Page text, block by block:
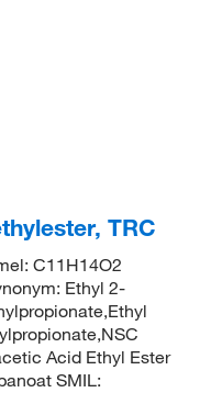
TRC
C11H14O2
Ethyl 2-
Acid Ethyl Ester
SMIL: